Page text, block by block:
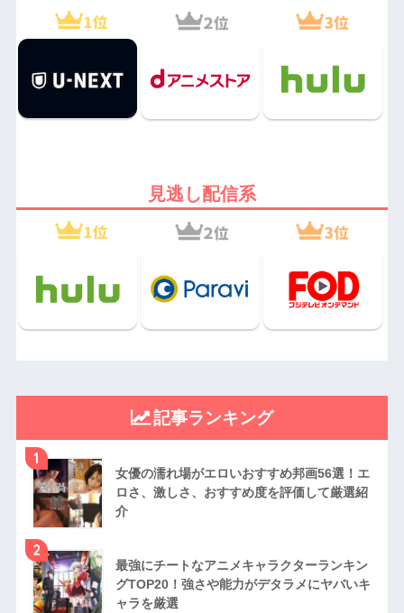
見逃し配信系
記事ランキング
1
女優の濡れ場がエロいおすすめ邦画56選！エ
ロさ、激しさ、おすすめ度を評価して厳選紹
介
2
最強にチートなアニメキャラクターランキン
グTOP20！強さや能力がデタラメにヤバいキ
ャラを厳選